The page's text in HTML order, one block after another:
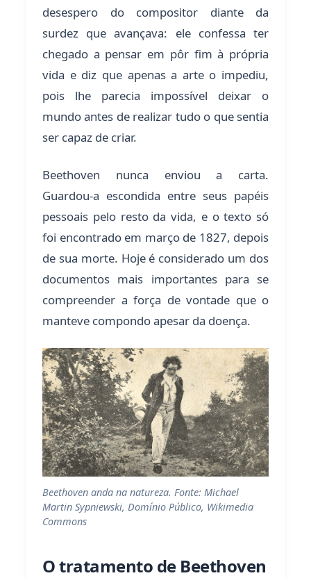
desespero do compositor diante da
surdez que avançava: ele confessa ter
chegado a pensar em pôr fim à própria
vida e diz que apenas a arte o impediu,
pois lhe parecia impossível deixar o
mundo antes de realizar tudo o que sentia
ser capaz de criar.
Beethoven nunca enviou a carta.
Guardou-a escondida entre seus papéis
pessoais pelo resto da vida, e o texto só
foi encontrado em março de 1827, depois
de sua morte. Hoje é considerado um dos
documentos mais importantes para se
compreender a força de vontade que o
manteve compondo apesar da doença.
Beethoven anda na natureza. Fonte: Michael
Martin Sypniewski, Domínio Público, Wikimedia
Commons
O tratamento de Beethoven